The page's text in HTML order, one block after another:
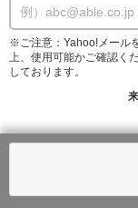
※ご注意：Yahoo!メール
上、使用可能かご確認く
しております。